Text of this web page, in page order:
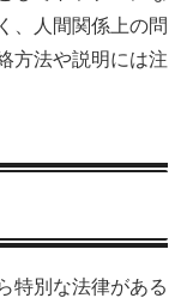
、人間関係上の問
方法や説明には注
特別な法律がある